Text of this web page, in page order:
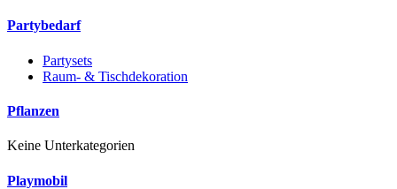
Partybedarf
Partysets
Raum- & Tischdekoration
Pflanzen
Keine Unterkategorien
Playmobil